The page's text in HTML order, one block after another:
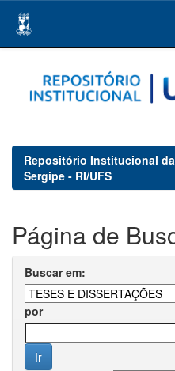
navigation
Repositório Institucional
Sergipe - RI/UFS
Página de
Buscar em:
por